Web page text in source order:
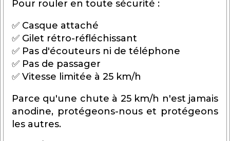
Pour rouler en toute sécurité :
✅ Casque attaché
✅ Gilet rétro-réfléchissant
✅ Pas d'écouteurs ni de téléphone
✅ Pas de passager
✅ Vitesse limitée à 25 km/h
Parce qu'une chute à 25 km/h n'est jamais
anodine, protégeons-nous et protégeons
les autres.